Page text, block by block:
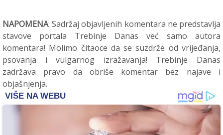
NAPOMENA: Sadržaj objavljenih komentara ne predstavlja
stavove portala Trebinje Danas već samo autora
komentara! Molimo čitaoce da se suzdrže od vrijeđanja,
psovanja i vulgarnog izražavanja! Trebinje Danas
zadržava pravo da obriše komentar bez najave i
objašnjenja.